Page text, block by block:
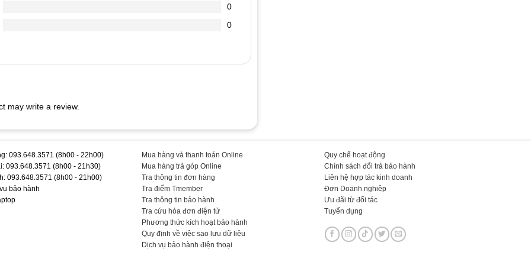
hơn.
vào Laptop (vì dòng điện đi vào sạc nó sẽ ổn định dòng
chết nguồn
0
0
may write a review.
093.648.3571 (8h00 - 22h00)
093.648.3571 (8h00 - 21h30)
093.648.3571 (8h00 - 21h00)
bảo hành
Mua hàng và thanh toán Online
Mua hàng trả góp Online
Tra thông tin đơn hàng
Tra điểm Tmember
Tra thông tin bảo hành
Tra cứu hóa đơn điện tử
Phương thức kích hoạt bảo hành
Quy định về việc sao lưu dữ liệu
Dịch vụ bảo hành điện thoại
Quy chế hoạt động
Chính sách đổi trả bảo hành
Liên hệ hợp tác kinh doanh
Đơn Doanh nghiệp
Ưu đãi từ đối tác
Tuyển dụng